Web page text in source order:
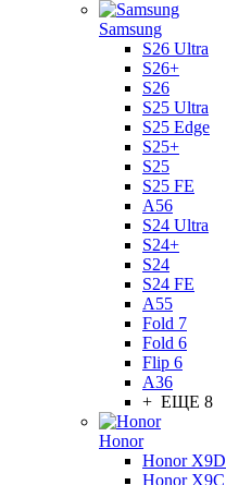
Samsung
S26 Ultra
S26+
S26
S25 Ultra
S25 Edge
S25+
S25
S25 FE
A56
S24 Ultra
S24+
S24
S24 FE
A55
Fold 7
Fold 6
Flip 6
A36
+ ЕЩЕ 8
Honor
Honor X9D
Honor X9C